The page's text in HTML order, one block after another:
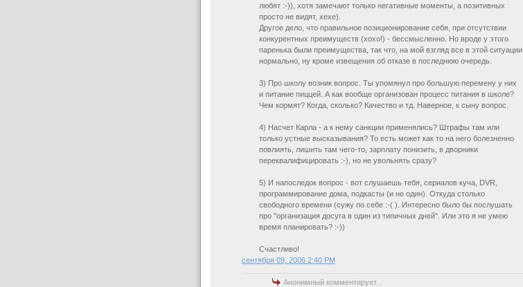
любят :-)), хотя замечают только негативные моменты, а позитивных
просто не видят, хехе).
Другое дело, что правильное позиционирование себя, при отсутствии
конкурентных преимуществ (хохо!) - бессмысленно. Но вроде у этого
паренька были преимущества, так что, на мой взгляд все в этой ситуации
нормально, ну кроме извещения об отказе в последнюю очередь.
3) Про школу возник вопрос. Ты упомянул про большую перемену у них
и питание пиццей. А как вообще организован процесс питания в школе?
Чем кормят? Когда, сколько? Качество и тд. Наверное, к сыну вопрос.
4) Насчет Карла - а к нему санкции применялись? Штрафы там или
только устные высказывания? То есть может как то на него болезненно
повлиять, лишить там чего-то, зарплату понизить, в дворники
переквалифицировать :-), но не увольнять сразу?
5) И напоследок вопрос - вот слушаешь тебя, сериалов куча, DVR,
программирование дома, подкасты (и не один). Откуда столько
свободного времени (сужу по себе :-( ). Интересно было бы послушать
про "организация досуга в один из типичных дней". Или это я не умею
время планировать? :-))
Счастливо!
сентября 09, 2006 2:40 PM
Анонимный комментирует...